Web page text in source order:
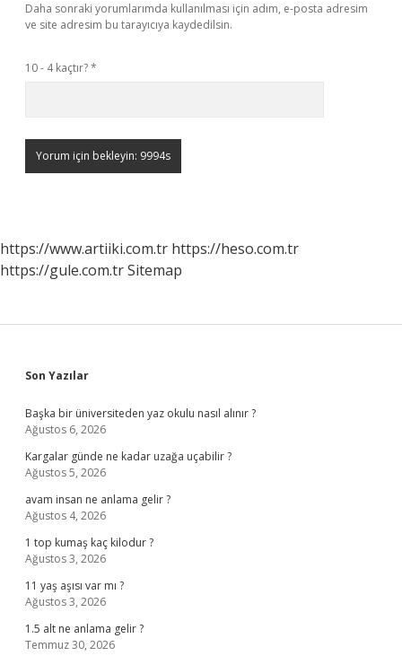
Daha sonraki yorumlarımda kullanılması için adım, e-posta adresim
ve site adresim bu tarayıcıya kaydedilsin.
10 - 4 kaçtır?*
https://www.artiiki.com.tr https://heso.com.tr
https://gule.com.trSitemap
Sidebar
Son Yazılar
Başka bir üniversiteden yaz okulu nasıl alınır ?
Ağustos 6, 2026
Kargalar günde ne kadar uzağa uçabilir ?
Ağustos 5, 2026
avam insan ne anlama gelir ?
Ağustos 4, 2026
1 top kumaş kaç kilodur ?
Ağustos 3, 2026
11 yaş aşısı var mı ?
Ağustos 3, 2026
1.5 alt ne anlama gelir ?
Temmuz 30, 2026